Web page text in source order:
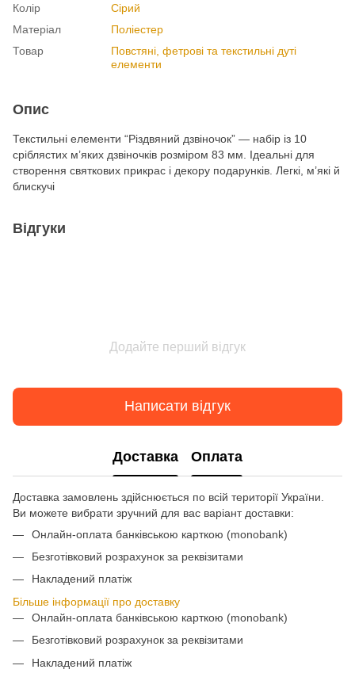
Колір
Сірий
Матеріал
Поліестер
Товар
Повстяні, фетрові та текстильні дуті
елементи
Опис
Текстильні елементи “Різдвяний дзвіночок” — набір із 10
сріблястих м’яких дзвіночків розміром 83 мм. Ідеальні для
створення святкових прикрас і декору подарунків. Легкі, м’які й
блискучі
Відгуки
Додайте перший відгук
Написати відгук
Доставка Оплата
Доставка замовлень здійснюється по всій території України.
Ви можете вибрати зручний для вас варіант доставки:
Онлайн-оплата банківською карткою (monobank)
Безготівковий розрахунок за реквізитами
Накладений платіж
Більше інформації про доставку
Онлайн-оплата банківською карткою (monobank)
Безготівковий розрахунок за реквізитами
Накладений платіж